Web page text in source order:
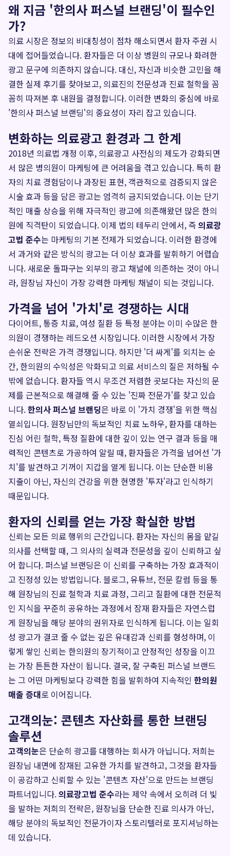
왜 지금 '한의사 퍼스널 브랜딩'이 필수인
가?
의료 시장은 정보의 비대칭성이 점차 해소되면서 환자 주권 시
대에 접어들었습니다. 환자들은 더 이상 병원의 규모나 화려한
광고 문구에 의존하지 않습니다. 대신, 자신과 비슷한 고민을 해
결한 실제 후기를 찾아보고, 의료진의 전문성과 진료 철학을 꼼
꼼히 따져본 후 내원을 결정합니다. 이러한 변화의 중심에 바로
'한의사 퍼스널 브랜딩'의 중요성이 자리 잡고 있습니다.
변화하는 의료광고 환경과 그 한계
2018년 의료법 개정 이후, 의료광고 사전심의 제도가 강화되면
서 많은 병의원이 마케팅에 큰 어려움을 겪고 있습니다. 특히 환
자의 치료 경험담이나 과장된 표현, 객관적으로 검증되지 않은
시술 효과 등을 담은 광고는 엄격히 금지되었습니다. 이는 단기
적인 매출 상승을 위해 자극적인 광고에 의존해왔던 많은 한의
원에 직격탄이 되었습니다. 이제 법의 테두리 안에서, 즉 의료광
고법 준수는 마케팅의 기본 전제가 되었습니다. 이러한 환경에
서 과거와 같은 방식의 광고는 더 이상 효과를 발휘하기 어렵습
니다. 새로운 돌파구는 외부의 광고 채널에 의존하는 것이 아니
라, 원장님 자신이 가장 강력한 마케팅 채널이 되는 것입니다.
가격을 넘어 '가치'로 경쟁하는 시대
다이어트, 통증 치료, 여성 질환 등 특정 분야는 이미 수많은 한
의원이 경쟁하는 레드오션 시장입니다. 이러한 시장에서 가장
손쉬운 전략은 가격 경쟁입니다. 하지만 '더 싸게'를 외치는 순
간, 한의원의 수익성은 악화되고 의료 서비스의 질은 저하될 수
밖에 없습니다. 환자들 역시 무조건 저렴한 곳보다는 자신의 문
제를 근본적으로 해결해 줄 수 있는 '진짜 전문가'를 찾고 있습
니다.한의사 퍼스널 브랜딩은 바로 이 '가치 경쟁'을 위한 핵심
열쇠입니다. 원장님만의 독보적인 치료 노하우, 환자를 대하는
진심 어린 철학, 특정 질환에 대한 깊이 있는 연구 결과 등을 매
력적인 콘텐츠로 가공하여 알릴 때, 환자들은 가격을 넘어선 '가
치'를 발견하고 기꺼이 지갑을 열게 됩니다. 이는 단순한 비용
지출이 아닌, 자신의 건강을 위한 현명한 '투자'라고 인식하기
때문입니다.
환자의 신뢰를 얻는 가장 확실한 방법
신뢰는 모든 의료 행위의 근간입니다. 환자는 자신의 몸을 맡길
의사를 선택할 때, 그 의사의 실력과 전문성을 깊이 신뢰하고 싶
어 합니다. 퍼스널 브랜딩은 이 신뢰를 구축하는 가장 효과적이
고 진정성 있는 방법입니다. 블로그, 유튜브, 전문 칼럼 등을 통
해 원장님의 진료 철학과 치료 과정, 그리고 질환에 대한 전문적
인 지식을 꾸준히 공유하는 과정에서 잠재 환자들은 자연스럽
게 원장님을 해당 분야의 권위자로 인식하게 됩니다. 이는 일회
성 광고가 결코 줄 수 없는 깊은 유대감과 신뢰를 형성하며, 이
렇게 쌓인 신뢰는 한의원의 장기적이고 안정적인 성장을 이끄
는 가장 튼튼한 자산이 됩니다. 결국, 잘 구축된 퍼스널 브랜드
는 그 어떤 마케팅보다 강력한 힘을 발휘하여 지속적인 한의원
매출 증대로 이어집니다.
고객의눈: 콘텐츠 자산화를 통한 브랜딩
솔루션
고객의눈은 단순히 광고를 대행하는 회사가 아닙니다. 저희는
원장님 내면에 잠재된 고유한 가치를 발견하고, 그것을 환자들
이 공감하고 신뢰할 수 있는 '콘텐츠 자산'으로 만드는 브랜딩
파트너입니다.의료광고법 준수라는 제약 속에서 오히려 더 빛
을 발하는 저희의 전략은, 원장님을 단순한 진료 의사가 아닌,
해당 분야의 독보적인 전문가이자 스토리텔러로 포지셔닝하는
데 있습니다.